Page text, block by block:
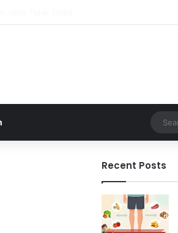
Recent Posts